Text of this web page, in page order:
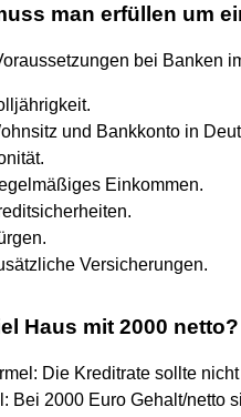
man erfüllen um
bei Banken
und Bankkonto in
Einkommen.
Versicherungen.
Haus mit 2000 netto?
Die Kreditrate sollte
Bei 2000 Euro Gehalt/netto